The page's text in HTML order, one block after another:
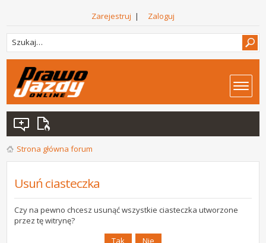
Zarejestruj | Zaloguj
Strona główna forum
Usuń ciasteczka
Czy na pewno chcesz usunąć wszystkie ciasteczka utworzone
przez tę witrynę?